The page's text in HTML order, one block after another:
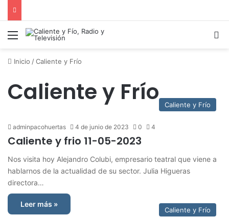
Menú
Inicio /Caliente y Frío
Caliente y Frío Caliente y Frío
adminpacohuertas 4 de junio de 2023 0 4
Caliente y frio 11-05-2023
Nos visita hoy Alejandro Colubi, empresario teatral que viene a
hablarnos de la actualidad de su sector. Julia Higueras
directora…
Leer más »
Caliente y Frío